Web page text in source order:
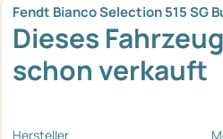
Fendt Bianco Selection 515 SG
Dieses
schon verkauft
Hersteller